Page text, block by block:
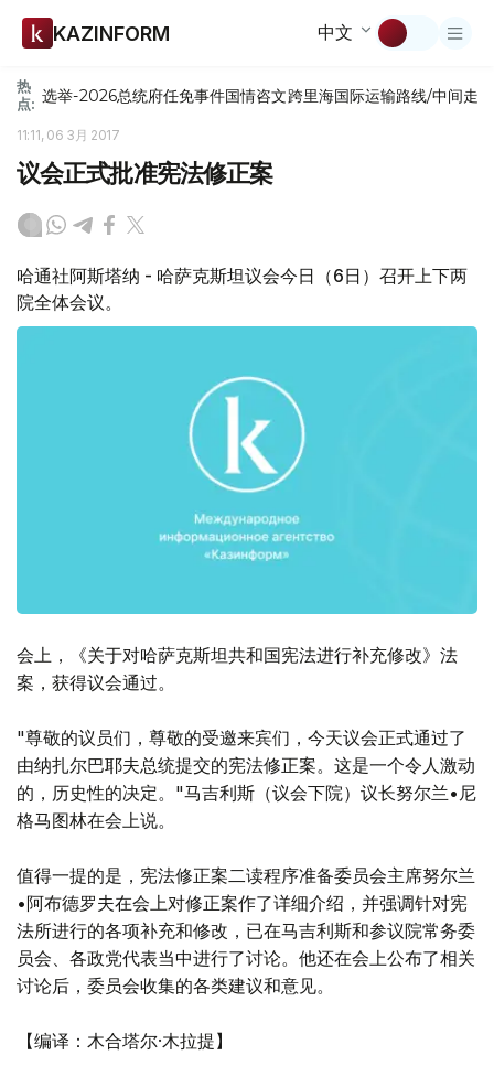
KAZINFORM 中文
热
点: 选举-2026总统府任免事件国情咨文跨里海国际运输路线/中间走廊
11:11, 06 3月 2017
议会正式批准宪法修正案
哈通社阿斯塔纳 - 哈萨克斯坦议会今日（6日）召开上下两
院全体会议。
会上，《关于对哈萨克斯坦共和国宪法进行补充修改》法
案，获得议会通过。
"尊敬的议员们，尊敬的受邀来宾们，今天议会正式通过了
由纳扎尔巴耶夫总统提交的宪法修正案。这是一个令人激动
的，历史性的决定。"马吉利斯（议会下院）议长努尔兰•尼
格马图林在会上说。
值得一提的是，宪法修正案二读程序准备委员会主席努尔兰
•阿布德罗夫在会上对修正案作了详细介绍，并强调针对宪
法所进行的各项补充和修改，已在马吉利斯和参议院常务委
员会、各政党代表当中进行了讨论。他还在会上公布了相关
讨论后，委员会收集的各类建议和意见。
【编译：木合塔尔·木拉提】